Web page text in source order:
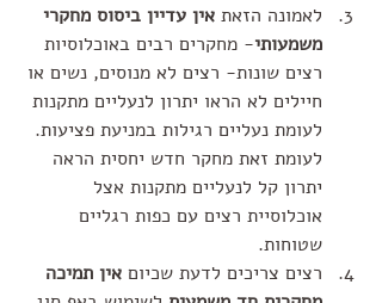
לאמונה הזאת אין עדיין ביסוס מחקרי
משמעותי- מחקרים רבים באוכלוסיות
רצים שונות- רצים לא מנוסים, נשים או
חיילים לא הראו יתרון לנעליים מתקנות
לעומת נעליים רגילות במניעת פציעות.
לעומת זאת מחקר חדש יחסית הראה
יתרון קל לנעליים מתקנות אצל
אוכלוסיית רצים עם כפות רגליים
שטוחות.
רצים צריכים לדעת שכיום אין תמיכה